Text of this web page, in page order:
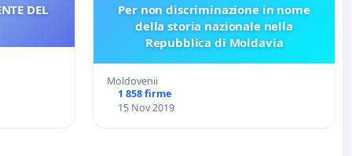
DEL
Per non discriminazione in nome
della storia nazionale nella
Repubblica di Moldavia
Moldovenii
1 858 firme
15 Nov 2019